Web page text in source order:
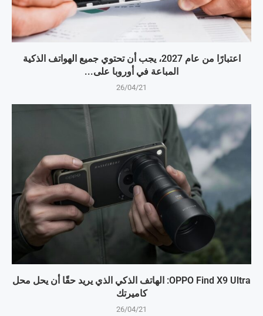
اعتبارًا من عام 2027، يجب أن تحتوي جميع الهواتف الذكية
المباعة في أوروبا على...
26/04/21
OPPO Find X9 Ultra: الهاتف الذكي الذي يريد حقًا أن يحل محل
كاميرتك
26/04/21